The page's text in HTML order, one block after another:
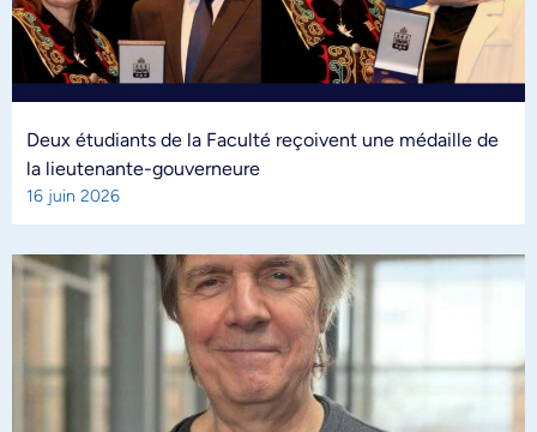
Deux étudiants de la Faculté reçoivent une médaille de
la lieutenante-gouverneure
16 juin 2026